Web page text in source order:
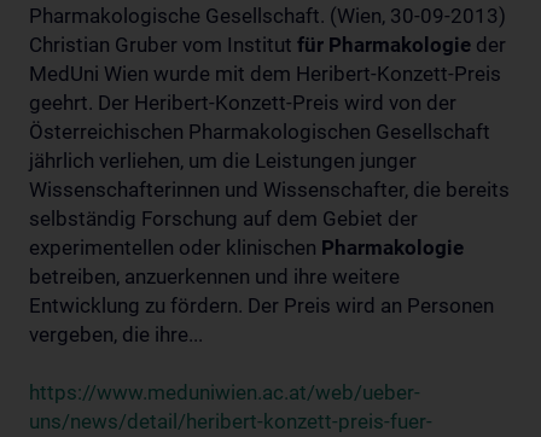
Pharmakologische Gesellschaft. (Wien, 30-09-2013)
Christian Gruber vom Institut für Pharmakologie der
MedUni Wien wurde mit dem Heribert-Konzett-Preis
geehrt. Der Heribert-Konzett-Preis wird von der
Österreichischen Pharmakologischen Gesellschaft
jährlich verliehen, um die Leistungen junger
Wissenschafterinnen und Wissenschafter, die bereits
selbständig Forschung auf dem Gebiet der
experimentellen oder klinischen Pharmakologie
betreiben, anzuerkennen und ihre weitere
Entwicklung zu fördern. Der Preis wird an Personen
vergeben, die ihre...
https://www.meduniwien.ac.at/web/ueber-
uns/news/detail/heribert-konzett-preis-fuer-